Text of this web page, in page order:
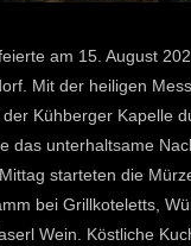
am 15. August
Mit der heiligen
Kühberger Kapelle
das unterhaltsame
starteten die
bei Grillkoteletts,
Wein. Köstliche